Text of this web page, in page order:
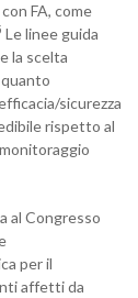
FA, come
Le linee guida
la scelta
sicurezza
rispetto al
al Congresso
per il
affetti da